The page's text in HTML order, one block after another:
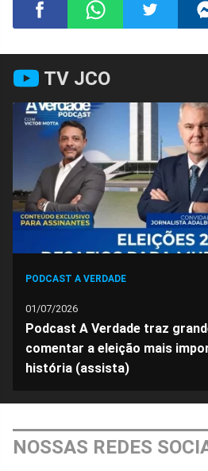
no
Facebook
no
Whatsapp
no
Twitter
TV JCO
PODCAST A VERDADE
01/07/2026
Podcast A Verdade traz
comentar a eleição mais
história (assista)
NOSSAS REDES